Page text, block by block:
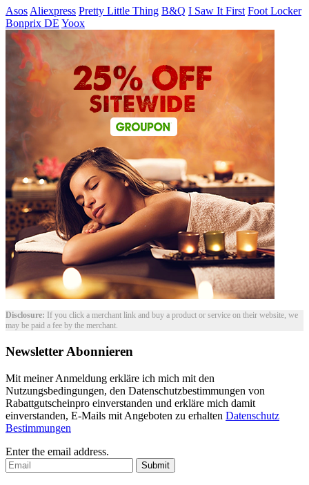
Asos Aliexpress Pretty Little Thing B&Q I Saw It First Foot Locker
Bonprix DE Yoox
Disclosure: If you click a merchant link and buy a product or service on their website, we
may be paid a fee by the merchant.
Newsletter Abonnieren
Mit meiner Anmeldung erkläre ich mich mit den
Nutzungsbedingungen, den Datenschutzbestimmungen von
Rabattgutscheinpro einverstanden und erkläre mich damit
einverstanden, E-Mails mit Angeboten zu erhalten Datenschutz
Bestimmungen
Enter the email address.
Submit